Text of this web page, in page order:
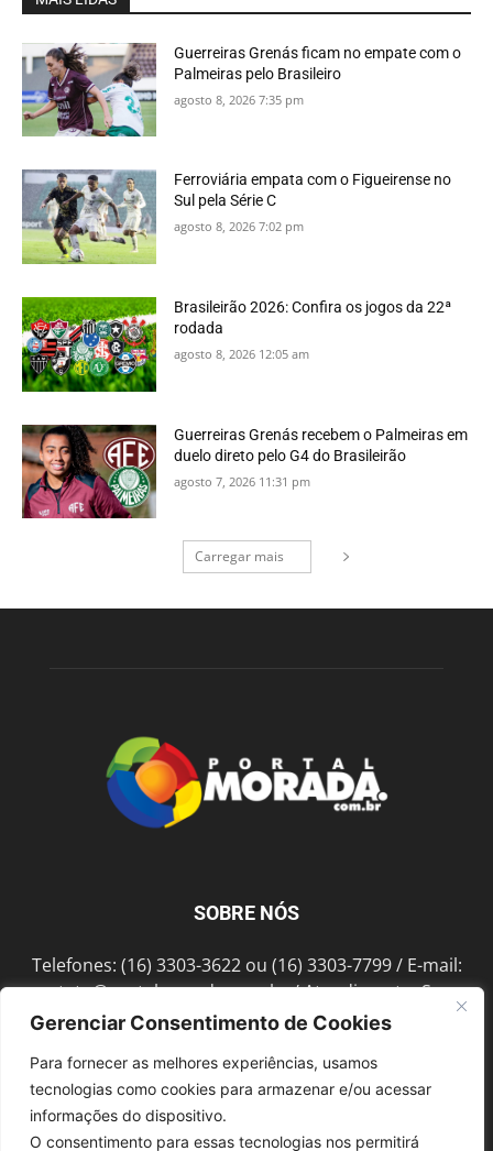
Gerenciar Consentimento de Cookies
Para fornecer as melhores experiências, usamos
tecnologias como cookies para armazenar e/ou acessar
informações do dispositivo.
O consentimento para essas tecnologias nos permitirá
Guerreiras Grenás ficam no empate com o
Palmeiras pelo Brasileiro
agosto 8, 2026 7:35 pm
Ferroviária empata com o Figueirense no
Sul pela Série C
agosto 8, 2026 7:02 pm
Brasileirão 2026: Confira os jogos da 22ª
rodada
agosto 8, 2026 12:05 am
Guerreiras Grenás recebem o Palmeiras em
duelo direto pelo G4 do Brasileirão
agosto 7, 2026 11:31 pm
Carregar mais
SOBRE NÓS
Telefones: (16) 3303-3622 ou (16) 3303-7799 / E-mail:
contato@portalmorada.com.br/ Atendimento: Seg a
Sex das 8h às 18h / Endereço: Av. Bento de Abreu, 889
SIGA-NOS